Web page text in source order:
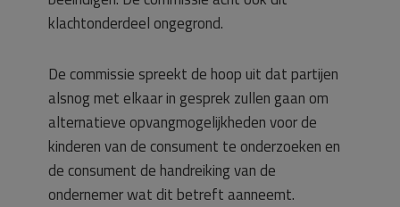
klachtonderdeel ongegrond.
De commissie spreekt de hoop uit dat partijen
alsnog met elkaar in gesprek zullen gaan om
alternatieve opvangmogelijkheden voor de
kinderen van de consument te onderzoeken en
de consument de handreiking van de
ondernemer wat dit betreft aanneemt.